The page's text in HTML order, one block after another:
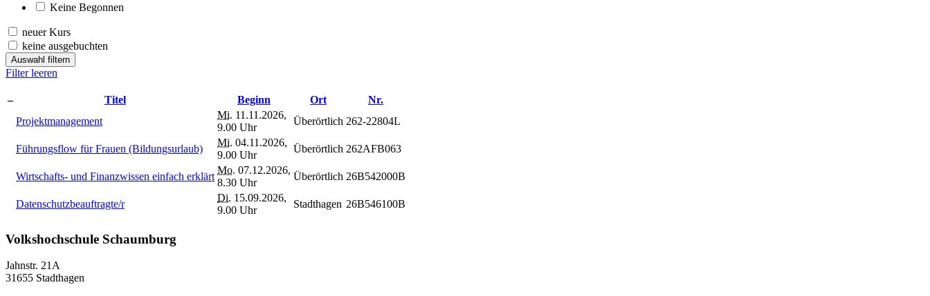
Keine Begonnen
neuer Kurs
keine ausgebuchten
Auswahl filtern
Filter leeren
– Titel Beginn Ort
Nr.
Projektmanagement
Mi. 11.11.2026,
9.00 Uhr
Überörtlich 262-22804L
Führungsflow für Frauen (Bildungsurlaub)
Mi. 04.11.2026,
9.00 Uhr
Überörtlich 262AFB063
Wirtschafts- und Finanzwissen einfach erklärt
Mo. 07.12.2026,
8.30 Uhr
Überörtlich 26B542000B
Datenschutzbeauftragte/r
Di. 15.09.2026,
9.00 Uhr
Stadthagen 26B546100B
Volkshochschule Schaumburg
Jahnstr. 21A
31655 Stadthagen